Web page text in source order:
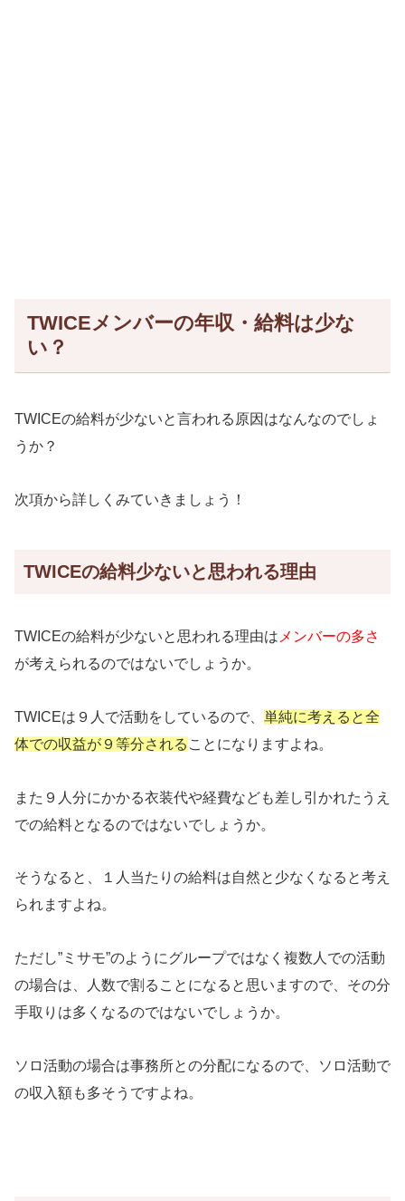
TWICEメンバーの年収・給料は少な
い？
TWICEの給料が少ないと言われる原因はなんなのでしょ
うか？
次項から詳しくみていきましょう！
TWICEの給料少ないと思われる理由
TWICEの給料が少ないと思われる理由は メンバーの多さ
が考えられるのではないでしょうか。
TWICEは９人で活動をしているので、 単純に考えると全
体での収益が９等分される ことになりますよね。
また９人分にかかる衣装代や経費なども差し引かれたうえ
での給料となるのではないでしょうか。
そうなると、１人当たりの給料は自然と少なくなると考え
られますよね。
ただし”ミサモ”のようにグループではなく複数人での活動
の場合は、人数で割ることになると思いますので、その分
手取りは多くなるのではないでしょうか。
ソロ活動の場合は事務所との分配になるので、ソロ活動で
の収入額も多そうですよね。